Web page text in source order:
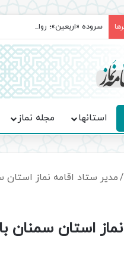
سروده‌ «اربعین»؛ روایت
استانها مجله نماز
/مدیر ستاد اقامه نماز استان
استان سمنان